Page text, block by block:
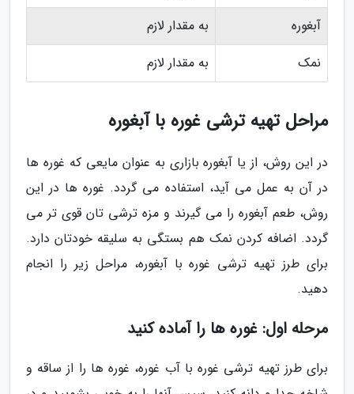
آبغوره
به مقدار لازم
نمک
به مقدار لازم
مراحل تهیه ترشی غوره با آبغوره
در این روش، از یا آبغوره بازاری به عنوان مایعی که غوره ها
در آن به عمل می آید، استفاده می گردد. غوره ها در این
روش، طعم آبغوره را می گیرند و مزه ترشی تان قوی تر می
گردد. اضافه کردن نمک هم بستگی به سلیقه خودتان دارد.
برای طرز تهیه ترشی غوره با آبغوره، مراحل زیر را انجام
دهید.
مرحله اول: غوره ها را آماده کنید
برای طرز تهیه ترشی غوره با آب غوره، غوره ها را از ساقه و